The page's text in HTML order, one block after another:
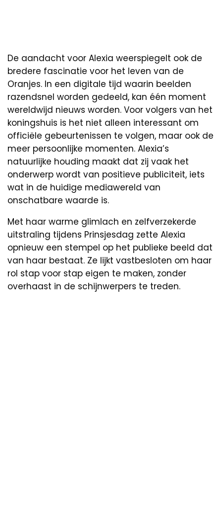
De aandacht voor Alexia weerspiegelt ook de
bredere fascinatie voor het leven van de
Oranjes. In een digitale tijd waarin beelden
razendsnel worden gedeeld, kan één moment
wereldwijd nieuws worden. Voor volgers van het
koningshuis is het niet alleen interessant om
officiële gebeurtenissen te volgen, maar ook de
meer persoonlijke momenten. Alexia’s
natuurlijke houding maakt dat zij vaak het
onderwerp wordt van positieve publiciteit, iets
wat in de huidige mediawereld van
onschatbare waarde is.
Met haar warme glimlach en zelfverzekerde
uitstraling tijdens Prinsjesdag zette Alexia
opnieuw een stempel op het publieke beeld dat
van haar bestaat. Ze lijkt vastbesloten om haar
rol stap voor stap eigen te maken, zonder
overhaast in de schijnwerpers te treden.